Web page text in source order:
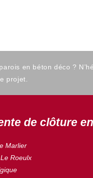
en béton déco ?
projet.
de clôture
Marlier
Roeulx